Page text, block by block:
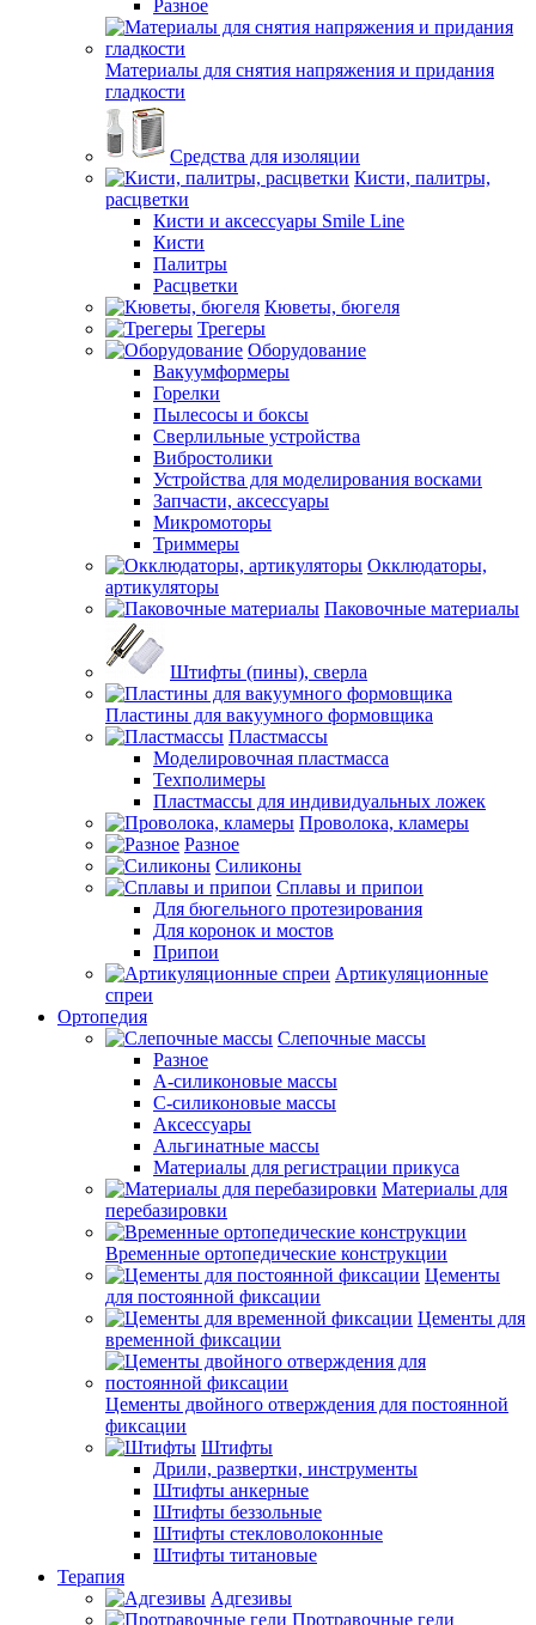
Разное
Материалы для снятия напряжения и придания
гладкости
Средства для изоляции
Кисти, палитры,
расцветки
Кисти и аксессуары Smile Line
Кисти
Палитры
Расцветки
Кюветы, бюгеля
Трегеры
Оборудование
Вакуумформеры
Горелки
Пылесосы и боксы
Сверлильные устройства
Вибростолики
Устройства для моделирования восками
Запчасти, аксессуары
Микромоторы
Триммеры
Окклюдаторы,
артикуляторы
Паковочные материалы
Штифты (пины), сверла
Пластины для вакуумного формовщика
Пластмассы
Моделировочная пластмасса
Техполимеры
Пластмассы для индивидуальных ложек
Проволока, кламеры
Разное
Силиконы
Сплавы и припои
Для бюгельного протезирования
Для коронок и мостов
Припои
Артикуляционные
спреи
Ортопедия
Слепочные массы
Разное
А-силиконовые массы
С-силиконовые массы
Аксессуары
Альгинатные массы
Материалы для регистрации прикуса
Материалы для
перебазировки
Временные ортопедические конструкции
Цементы
для постоянной фиксации
Цементы для
временной фиксации
Цементы двойного отверждения для постоянной
фиксации
Штифты
Дрили, развертки, инструменты
Штифты анкерные
Штифты беззольные
Штифты стекловолоконные
Штифты титановые
Терапия
Адгезивы
Протравочные гели